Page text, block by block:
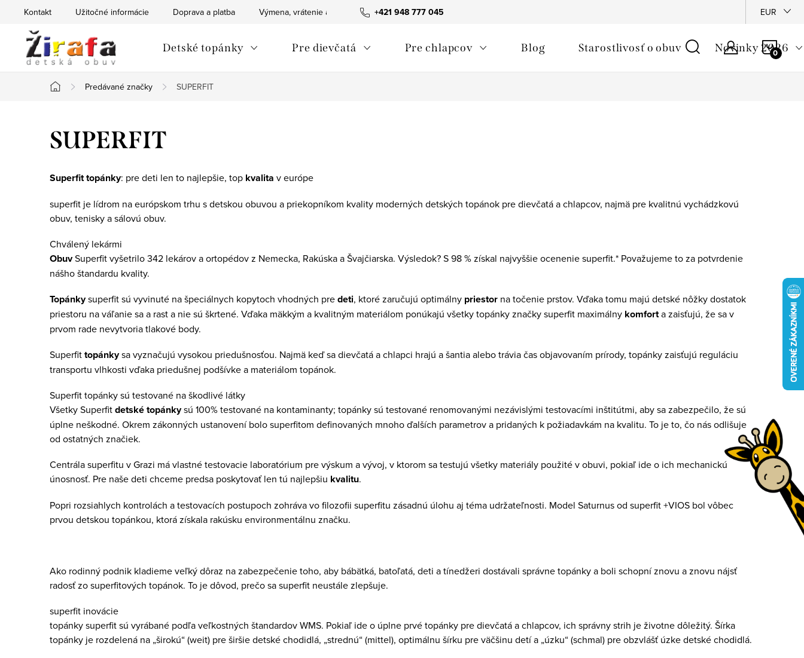
+421 948 777 045
Kontakt Užitočné informácie Doprava a platba Výmena, vrátenie a reklamácie tovaru Ako nakupovať Ochrana osobných
EUR
Detské topánky Pre dievčatá Pre chlapcov Blog Starostlivosť o obuv Novinky 2026
Domov
Predávané značky SUPERFIT
SUPERFIT
Superfit topánky: pre deti len to najlepšie, top kvalita v európe
superfit je lídrom na európskom trhu s detskou obuvou a priekopníkom kvality moderných detských topánok pre dievčatá a chlapcov, najmä pre kvalitnú vychádzkovú
obuv, tenisky a sálovú obuv.
Chválený lekármi
ObuvSuperfit vyšetrilo 342 lekárov a ortopédov z Nemecka, Rakúska a Švajčiarska. Výsledok? S 98 % získal najvyššie ocenenie superfit.* Považujeme to za potvrdenie
nášho štandardu kvality.
Topánkysuperfit sú vyvinuté na špeciálnych kopytoch vhodných predeti, ktoré zaručujú optimálny priestor na točenie prstov. Vďaka tomu majú detské nôžky dostatok
priestoru na váľanie sa a rast a nie sú škrtené. Vďaka mäkkým a kvalitným materiálom ponúkajú všetky topánky značky superfit maximálny komforta zaisťujú, že sa v
prvom rade nevytvoria tlakové body.
Superfittopánkysa vyznačujú vysokou priedušnosťou. Najmä keď sa dievčatá a chlapci hrajú a šantia alebo trávia čas objavovaním prírody, topánky zaisťujú reguláciu
transportu vlhkosti vďaka priedušnej podšívke a materiálom topánok.
Superfit topánky sú testované na škodlivé látky
Všetky Superfitdetské topánkysú 100% testované na kontaminanty; topánky sú testované renomovanými nezávislými testovacími inštitútmi, aby sa zabezpečilo, že sú
úplne neškodné. Okrem zákonných ustanovení bolo superfitom definovaných mnoho ďalších parametrov a pridaných k požiadavkám na kvalitu. To je to, čo nás odlišuje
od ostatných značiek.
Centrála superfitu v Grazi má vlastné testovacie laboratórium pre výskum a vývoj, v ktorom sa testujú všetky materiály použité v obuvi, pokiaľ ide o ich mechanickú
únosnosť. Pre naše deti chceme predsa poskytovať len tú najlepšiu kvalitu.
Popri rozsiahlych kontrolách a testovacích postupoch zohráva vo filozofii superfitu zásadnú úlohu aj téma udržateľnosti. Model Saturnus od superfit +VIOS bol vôbec
prvou detskou topánkou, ktorá získala rakúsku environmentálnu značku.
Ako rodinný podnik kladieme veľký dôraz na zabezpečenie toho, aby bábätká, batoľatá, deti a tínedžeri dostávali správne topánky a boli schopní znovu a znovu nájsť
radosť zo superfitových topánok. To je dôvod, prečo sa superfit neustále zlepšuje.
superfit inovácie
topánky superfit sú vyrábané podľa veľkostných štandardov WMS. Pokiaľ ide o úplne prvé topánky pre dievčatá a chlapcov, ich správny strih je životne dôležitý. Šírka
topánky je rozdelená na „širokú“ (weit) pre širšie detské chodidlá, „strednú“ (mittel), optimálnu šírku pre väčšinu detí a „úzku“ (schmal) pre obzvlášť úzke detské chodidlá.